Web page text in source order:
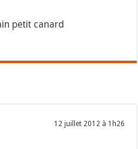
petit canard
12 juillet 2012 à 1h26